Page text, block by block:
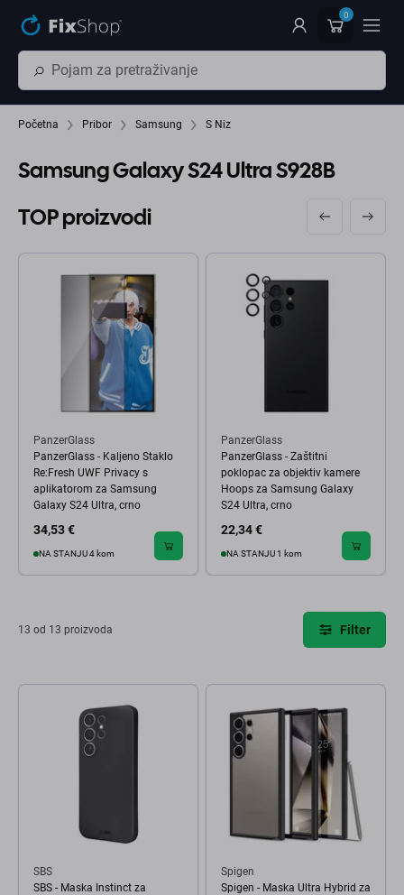
0
Početna Pribor Samsung S Niz
Samsung Galaxy S24 Ultra S928B
TOP proizvodi
PanzerGlass
PanzerGlass - Kaljeno Staklo
Re:Fresh UWF Privacy s
aplikatorom za Samsung
Galaxy S24 Ultra, crno
34,53 €
NA STANJU 4 kom
PanzerGlass
PanzerGlass - Zaštitni
poklopac za objektiv kamere
Hoops za Samsung Galaxy
S24 Ultra, crno
22,34 €
NA STANJU 1 kom
13 od 13 proizvoda Filter
SBS
SBS - Maska Instinct za
Spigen
Spigen - Maska Ultra Hybrid za